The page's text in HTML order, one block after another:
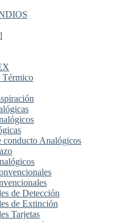
Térmico
conducto Analógicos
de Detección
de Extinción
Tarjetas